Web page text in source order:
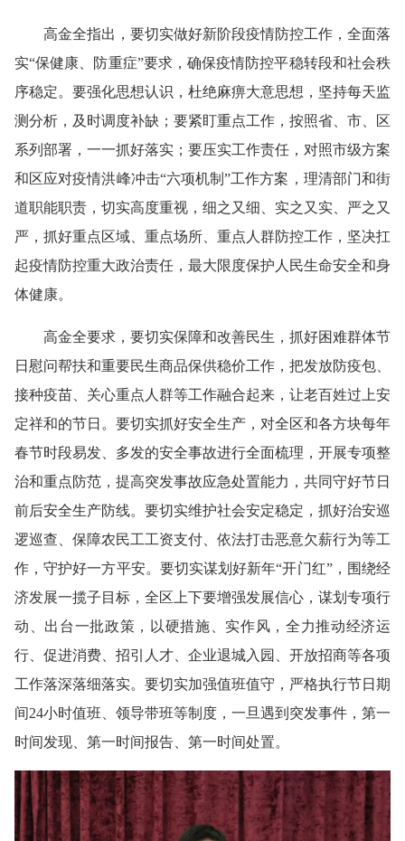
高金全指出， 要切实做好新阶段疫情防控工作 ，全面落
实“保健康、防重症”要求，确保疫情防控平稳转段和社会秩
序稳定。要强化思想认识，杜绝麻痹大意思想，坚持每天监
测分析，及时调度补缺；要紧盯重点工作，按照省、市、区
系列部署，一一抓好落实；要压实工作责任，对照市级方案
和区应对疫情洪峰冲击“六项机制”工作方案，理清部门和街
道职能职责，切实高度重视，细之又细、实之又实、严之又
严，抓好重点区域、重点场所、重点人群防控工作，坚决扛
起疫情防控重大政治责任，最大限度保护人民生命安全和身
体健康。
高金全要求， 要切实保障和改善民生 ，抓好困难群体节
日慰问帮扶和重要民生商品保供稳价工作，把发放防疫包、
接种疫苗、关心重点人群等工作融合起来，让老百姓过上安
定祥和的节日。 要切实抓好安全生产 ，对全区和各方块每年
春节时段易发、多发的安全事故进行全面梳理，开展专项整
治和重点防范，提高突发事故应急处置能力，共同守好节日
前后安全生产防线。 要切实维护社会安定稳定 ，抓好治安巡
逻巡查、保障农民工工资支付、依法打击恶意欠薪行为等工
作，守护好一方平安。 要切实谋划好新年“开门红”，围绕经
济发展一揽子目标，全区上下要增强发展信心，谋划专项行
动、出台一批政策，以硬措施、实作风，全力推动经济运
行、促进消费、招引人才、企业退城入园、开放招商等各项
工作落深落细落实。 要切实加强值班值守 ，严格执行节日期
间24小时值班、领导带班等制度，一旦遇到突发事件，第一
时间发现、第一时间报告、第一时间处置。